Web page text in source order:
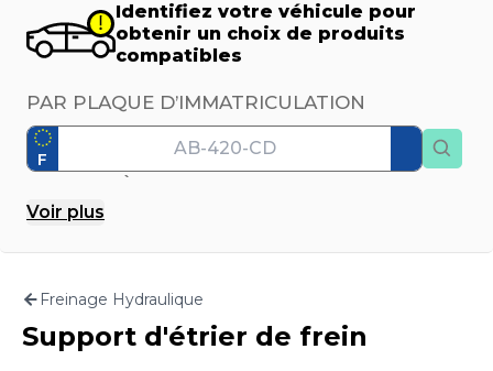
Identifiez votre véhicule pour
obtenir un choix de produits
compatibles
PAR PLAQUE D’IMMATRICULATION
F
Motorisation
Voir plus
Freinage Hydraulique
Support d'étrier de frein